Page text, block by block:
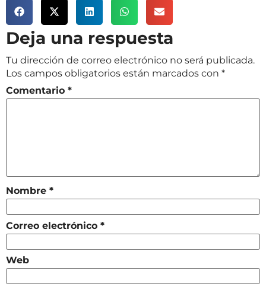
Deja una respuesta
Tu dirección de correo electrónico no será publicada.
Los campos obligatorios están marcados con *
Comentario *
Nombre *
Correo electrónico *
Web